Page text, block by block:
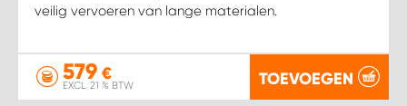
veilig vervoeren van lange materialen.
579 €
EXCL. 21 % BTW TOEVOEGEN